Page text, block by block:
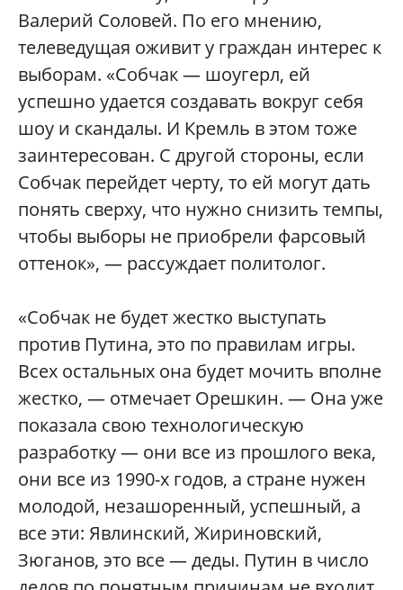
Валерий Соловей. По его мнению,
телеведущая оживит у граждан интерес к
выборам. «Собчак — шоугерл, ей
успешно удается создавать вокруг себя
шоу и скандалы. И Кремль в этом тоже
заинтересован. С другой стороны, если
Собчак перейдет черту, то ей могут дать
понять сверху, что нужно снизить темпы,
чтобы выборы не приобрели фарсовый
оттенок», — рассуждает политолог.
«Собчак не будет жестко выступать
против Путина, это по правилам игры.
Всех остальных она будет мочить вполне
жестко, — отмечает Орешкин. — Она уже
показала свою технологическую
разработку — они все из прошлого века,
они все из 1990-х годов, а стране нужен
молодой, незашоренный, успешный, а
все эти: Явлинский, Жириновский,
Зюганов, это все — деды. Путин в число